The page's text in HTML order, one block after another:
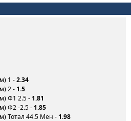
1 -2.34
2 - 1.5
Ф1 2.5 - 1.81
Ф2 -2.5 - 1.85
Тотал 44.5 Мен - 1.98